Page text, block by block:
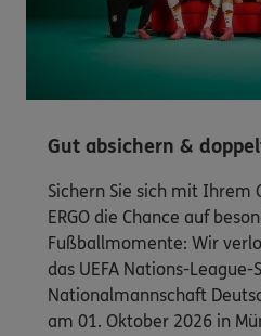
Gut absichern &
Sichern Sie sich mit Ihrem
ERGO die Chance auf
Fußballmomente: Wir
das UEFA Nations-League-
Nationalmannschaft
am 01. Oktober 2026 in